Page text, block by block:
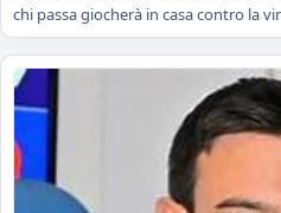
chi passa giocherà in casa contro la